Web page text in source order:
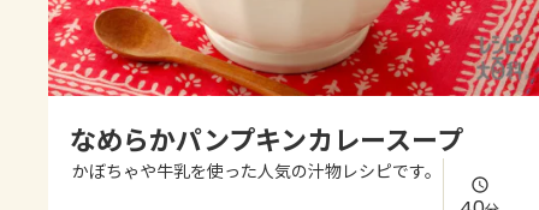
レシピ
よくあるお問い合わせ
なめらかパンプキンカレースープ
かぼちゃや牛乳を使った人気の汁物レシピです。